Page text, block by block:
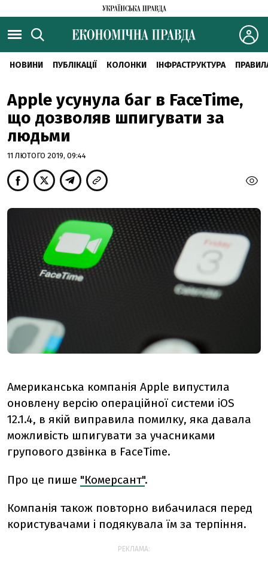
НОВИНИ ПУБЛІКАЦІЇ КОЛОНКИ ІНФРАСТРУКТУРА
Apple усунула баг в FaceTime,
що дозволяв шпигувати за
людьми
11 ЛЮТОГО 2019, 09:44
Американська компанія Apple випустила
оновлену версію операційної системи iOS
12.1.4, в якій виправила помилку, яка давала
можливість шпигувати за учасниками
групового дзвінка в FaceTime.
Про це пише "Комерсант".
Компанія також повторно вибачилася перед
користувачами і подякувала їм за терпіння.
РЕКЛАМА: